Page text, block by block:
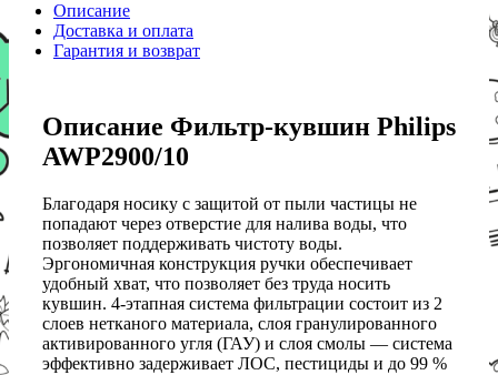
Описание
Доставка и оплата
Гарантия и возврат
Описание Фильтр-кувшин Philips
AWP2900/10
Благодаря носику с защитой от пыли частицы не
попадают через отверстие для налива воды, что
позволяет поддерживать чистоту воды.
Эргономичная конструкция ручки обеспечивает
удобный хват, что позволяет без труда носить
кувшин. 4-этапная система фильтрации состоит из 2
слоев нетканого материала, слоя гранулированного
активированного угля (ГАУ) и слоя смолы — система
эффективно задерживает ЛОС, пестициды и до 99 %